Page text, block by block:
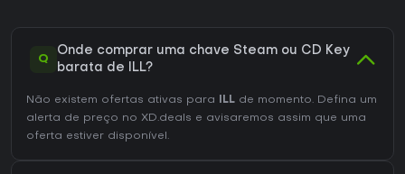
Q
Onde comprar uma chave Steam ou CD Key
barata de ILL?
Não existem ofertas ativas para ILL de momento. Defina um
alerta de preço no XD.deals e avisaremos assim que uma
oferta estiver disponível.